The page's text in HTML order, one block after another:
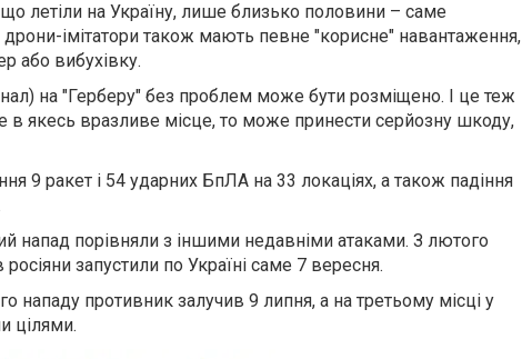
летіли на Україну, лише близько половини – саме
імітатори також мають певне "корисне" навантаження,
або вибухівку.
на "Герберу" без проблем може бути розміщено. І це теж
в якесь вразливе місце, то може принести серйозну шкоду,
9 ракет і 54 ударних БпЛА на 33 локаціях, а також падіння
напад порівняли з іншими недавніми атаками. З лютого
запустили по Україні саме 7 вересня.
нападу противник залучив 9 липня, а на третьому місці у
цілями.